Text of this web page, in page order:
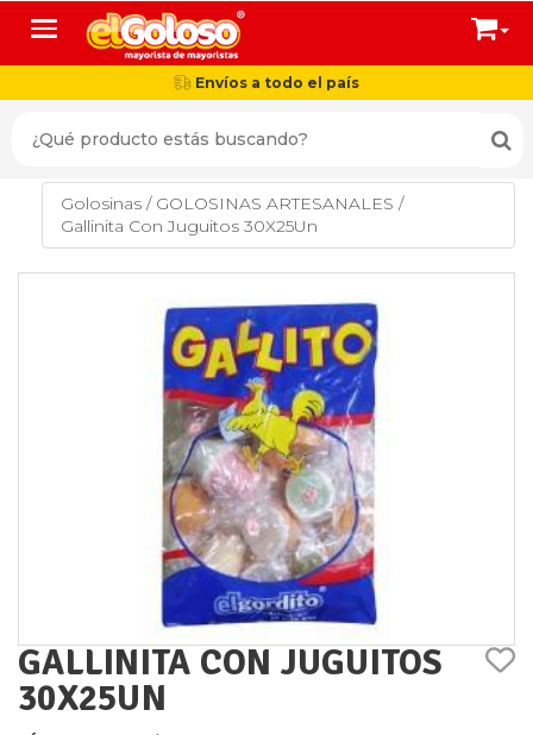
Toggle navigation
Envíos a todo el país
Golosinas / GOLOSINAS ARTESANALES /
Gallinita Con Juguitos 30X25Un
GALLINITA CON JUGUITOS
30X25UN